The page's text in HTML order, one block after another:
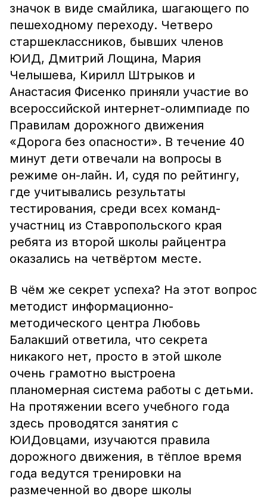
значок в виде смайлика, шагающего по
пешеходному переходу. Четверо
старшеклассников, бывших членов
ЮИД, Дмитрий Лощина, Мария
Челышева, Кирилл Штрыков и
Анастасия Фисенко приняли участие во
всероссийской интернет-олимпиаде по
Правилам дорожного движения
«Дорога без опасности». В течение 40
минут дети отвечали на вопросы в
режиме он-лайн. И, судя по рейтингу,
где учитывались результаты
тестирования, среди всех команд-
участниц из Ставропольского края
ребята из второй школы райцентра
оказались на четвёртом месте.
В чём же секрет успеха? На этот вопрос
методист информационно-
методического центра Любовь
Балакший ответила, что секрета
никакого нет, просто в этой школе
очень грамотно выстроена
планомерная система работы с детьми.
На протяжении всего учебного года
здесь проводятся занятия с
ЮИДовцами, изучаются правила
дорожного движения, в тёплое время
года ведутся тренировки на
размеченной во дворе школы